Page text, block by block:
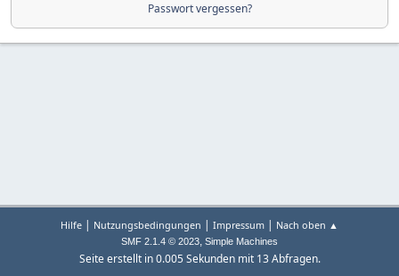
Passwort vergessen?
Hilfe | Nutzungsbedingungen | Impressum | Nach oben ▲
SMF 2.1.4 © 2023, Simple Machines
Seite erstellt in 0.005 Sekunden mit 13 Abfragen.